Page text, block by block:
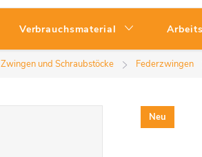
Verbrauchsmaterial
Zwingen und Schraubstöcke Federzwingen
Neu